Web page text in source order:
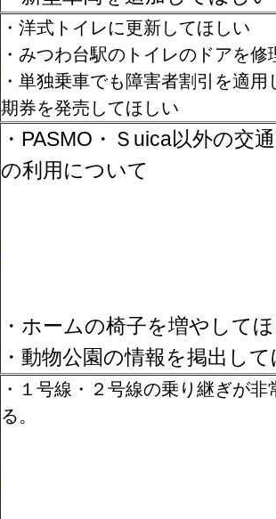
・洋式トイレに更新してほしい
・みつわ台駅のトイレのドアを修
・単独乗車でも障害者割引を適
期券を発売してほしい
・PASMO・Ｓuica以外の交
の利用について
・ホームの椅子を増やして
・動物公園の情報を掲出し
・１号線・２号線の乗り継ぎが非
る。